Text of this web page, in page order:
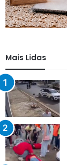
Mais Lidas